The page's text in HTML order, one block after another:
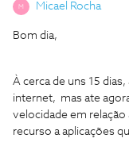
M Micael Rocha
Bom dia,
À cerca de uns 15
internet, mas ate
velocidade em
recurso a aplicações